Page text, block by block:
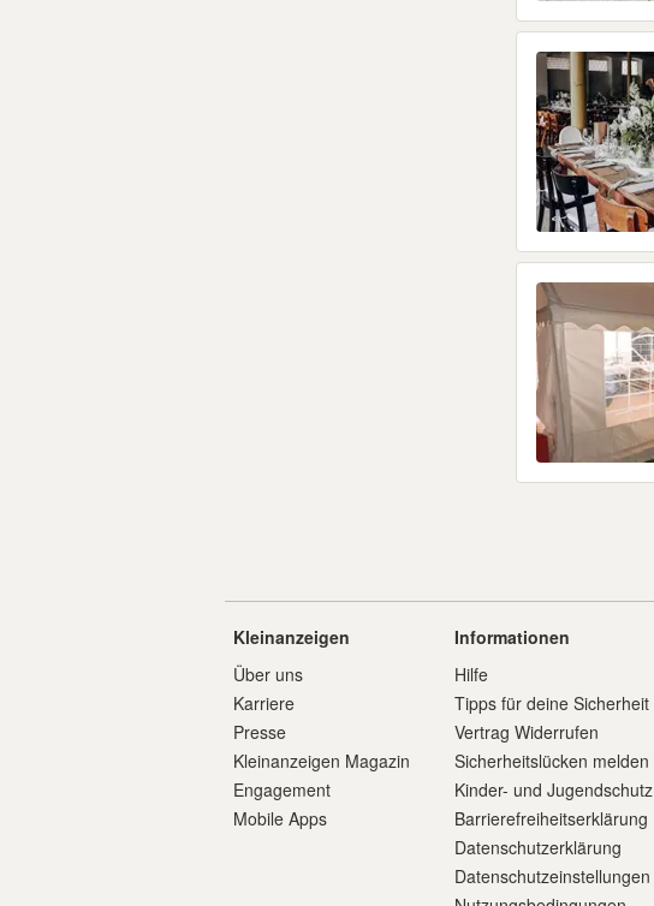
Kleinanzeigen
Über uns
Karriere
Presse
Kleinanzeigen Magazin
Engagement
Mobile Apps
Informationen
Hilfe
Tipps für deine Sicherheit
Vertrag Widerrufen
Sicherheitslücken melden
Kinder- und Jugendschutz
Barrierefreiheitserklärung
Datenschutzerklärung
Datenschutzeinstellungen